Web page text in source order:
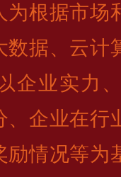
为根据市场
数据、云计
企业实力
、企业在行
励情况等为